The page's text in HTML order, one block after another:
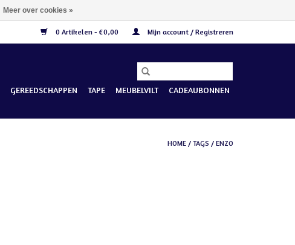
0 Artikelen - €0,00 Mijn account / Registreren
GEREEDSCHAPPEN TAPE MEUBELVILT CADEAUBONNEN
HOME / TAGS / ENZO
Meer over cookies »